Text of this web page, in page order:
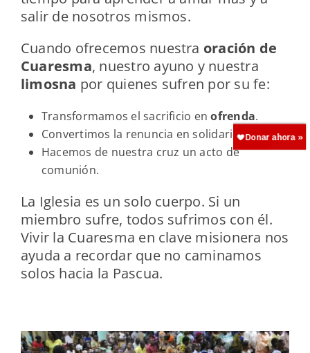
salir de nosotros mismos.
Cuando ofrecemos nuestra oración de
Cuaresma, nuestro ayuno y nuestra
limosna por quienes sufren por su fe:
Transformamos el sacrificio enofrenda.
Convertimos la renuncia en solidaridad.
Hacemos de nuestra cruz un acto de
comunión.
La Iglesia es un solo cuerpo. Si un
miembro sufre, todos sufrimos con él.
Vivir la Cuaresma en clave misionera nos
ayuda a recordar que no caminamos
solos hacia la Pascua.